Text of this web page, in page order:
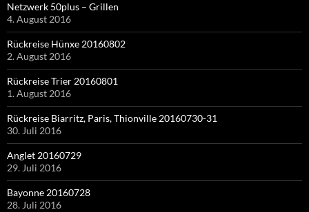
Netzwerk 50plus – Grillen
4. August 2016
Rückreise Hünxe 20160802
2. August 2016
Rückreise Trier 20160801
1. August 2016
Rückreise Biarritz, Paris, Thionville 20160730-31
30. Juli 2016
Anglet 20160729
29. Juli 2016
Bayonne 20160728
28. Juli 2016